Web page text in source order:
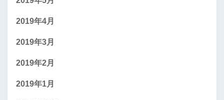
2019年4月
2019年3月
2019年2月
2019年1月